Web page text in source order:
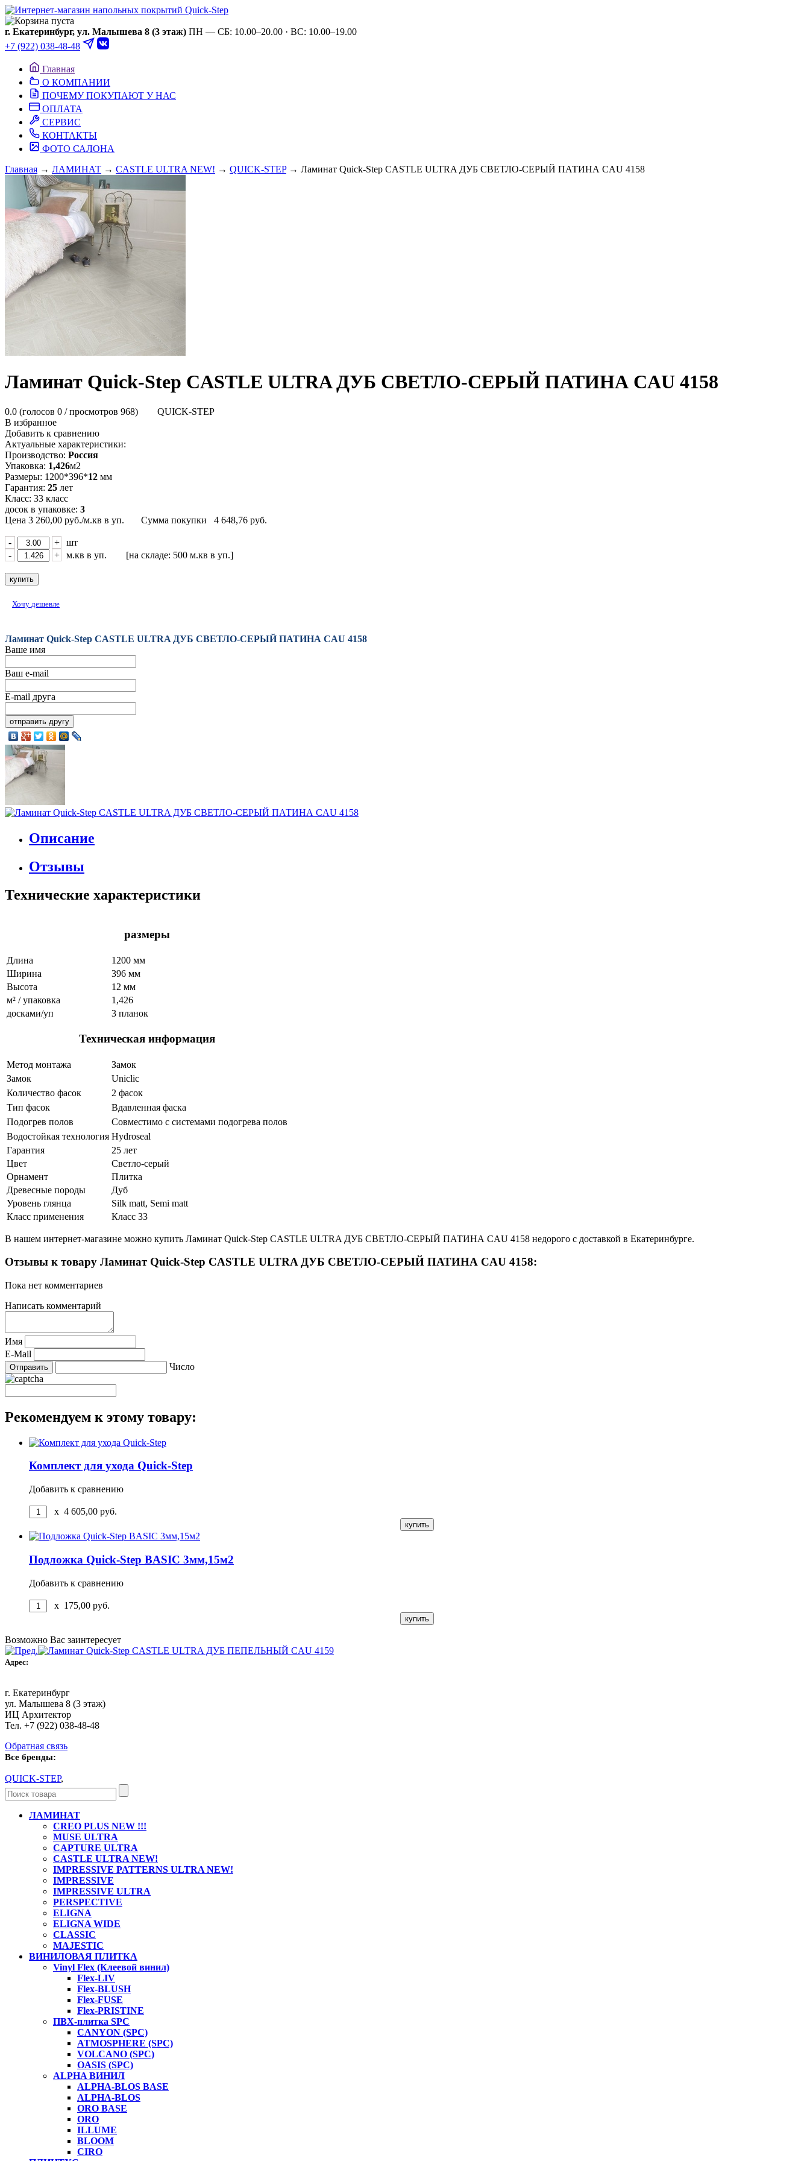
г. Екатеринбург, ул. Малышева 8 (3 этаж) ПН — СБ: 10.00–20.00 · ВС: 10.00–19.00
+7 (922) 038-48-48
Главная
О КОМПАНИИ
ПОЧЕМУ ПОКУПАЮТ У НАС
ОПЛАТА
СЕРВИС
КОНТАКТЫ
ФОТО САЛОНА
Главная → ЛАМИНАТ → CASTLE ULTRA NEW! → QUICK-STEP→ Ламинат Quick-Step CASTLE ULTRA ДУБ СВЕТЛО-СЕРЫЙ ПАТИНА CAU 4158
Ламинат Quick-Step CASTLE ULTRA ДУБ СВЕТЛО-СЕРЫЙ ПАТИНА CAU 4158
0.0 (голосов 0 / просмотров 968)
QUICK-STEP
В избранное
Добавить к сравнению
Актуальные характеристики:
Производство: Россия
Упаковка: 1,426м2
Размеры: 1200*396*12 мм
Гарантия: 25 лет
Класс: 33 класс
досок в упаковке: 3
Цена 3 260,00 руб./м.кв в уп. Сумма покупки 4 648,76 руб.
- +
шт
-
+ м.кв в уп. [на складе: 500 м.кв в уп.]
Хочу дешевле
Ламинат Quick-Step CASTLE ULTRA ДУБ СВЕТЛО-СЕРЫЙ ПАТИНА CAU 4158
Ваше имя
Ваш e-mail
E-mail друга
Описание
Отзывы
Технические характеристики
размеры
Длина
1200 мм
Ширина
396 мм
Высота
12 мм
м² / упаковка
1,426
досками/уп
3 планок
Техническая информация
Метод монтажа
Замок
Замок
Uniclic
Количество фасок
2 фасок
Тип фасок
Вдавленная фаска
Подогрев полов
Совместимо с системами подогрева полов
Водостойкая технология Hydroseal
Гарантия
25 лет
Цвет
Светло-серый
Орнамент
Плитка
Древесные породы
Дуб
Уровень глянца
Silk matt, Semi matt
Класс применения
Класс 33
В нашем интернет-магазине можно купить Ламинат Quick-Step CASTLE ULTRA ДУБ СВЕТЛО-СЕРЫЙ ПАТИНА CAU 4158 недорого с доставкой в Екатеринбурге.
Отзывы к товару Ламинат Quick-Step CASTLE ULTRA ДУБ СВЕТЛО-СЕРЫЙ ПАТИНА CAU 4158:
Пока нет комментариев
Написать комментарий
Имя
E-Mail
Число
Рекомендуем к этому товару:
Комплект для ухода Quick-Step
Добавить к сравнению
x 4 605,00 руб.
Подложка Quick-Step BASIC 3мм,15м2
Добавить к сравнению
x 175,00 руб.
Возможно Вас заинтересует
Адрес:
г. Екатеринбург
ул. Малышева 8 (3 этаж)
ИЦ Архитектор
Тел. +7 (922) 038-48-48
Обратная связь
Все бренды:
QUICK-STEP,
ЛАМИНАТ
CREO PLUS NEW !!!
MUSE ULTRA
CAPTURE ULTRA
CASTLE ULTRA NEW!
IMPRESSIVE PATTERNS ULTRA NEW!
IMPRESSIVE
IMPRESSIVE ULTRA
PERSPECTIVE
ELIGNA
ELIGNA WIDE
CLASSIC
MAJESTIC
ВИНИЛОВАЯ ПЛИТКА
Vinyl Flex (Клеевой винил)
Flex-LIV
Flex-BLUSH
Flex-FUSE
Flex-PRISTINE
ПВХ-плитка SPC
CANYON (SPC)
ATMOSPHERE (SPC)
VOLCANO (SPC)
OASIS (SPC)
ALPHA ВИНИЛ
ALPHA-BLOS BASE
ALPHA-BLOS
ORO BASE
ORO
ILLUME
BLOOM
CIRO